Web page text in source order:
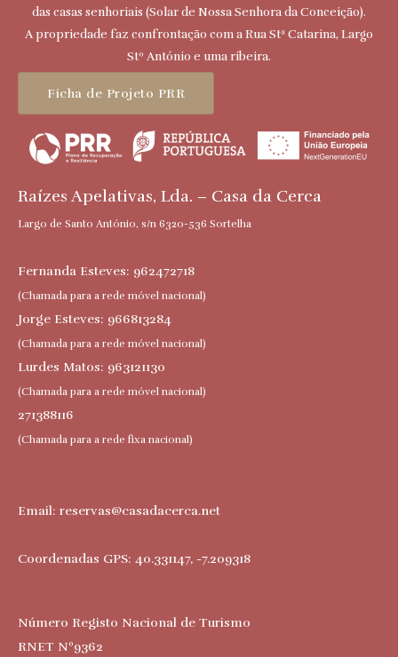
das casas senhoriais (Solar de Nossa Senhora da Conceição).
A propriedade faz confrontação com a Rua Stª Catarina, Largo
Stº António e uma ribeira.
Ficha de Projeto PRR
Raízes Apelativas, Lda. – Casa da Cerca
Largo de Santo António, s/n 6320-536 Sortelha
Fernanda Esteves: 962472718
(Chamada para a rede móvel nacional)
Jorge Esteves: 966813284
(Chamada para a rede móvel nacional)
Lurdes Matos: 963121130
(Chamada para a rede móvel nacional)
271388116
(Chamada para a rede fixa nacional)
Email: reservas@casadacerca.net
Coordenadas GPS: 40.331147, -7.209318
Número Registo Nacional de Turismo
RNET Nº9362